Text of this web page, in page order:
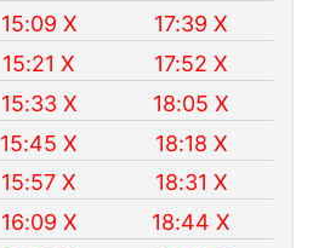
15:09 X
17:39 X
15:21 X
17:52 X
15:33 X
18:05 X
15:45 X
18:18 X
15:57 X
18:31 X
16:09 X
18:44 X